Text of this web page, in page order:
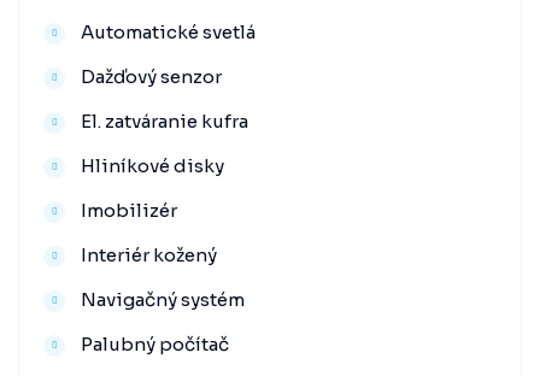
Automatické svetlá
Dažďový senzor
El. zatváranie kufra
Hliníkové disky
Imobilizér
Interiér kožený
Navigačný systém
Palubný počítač